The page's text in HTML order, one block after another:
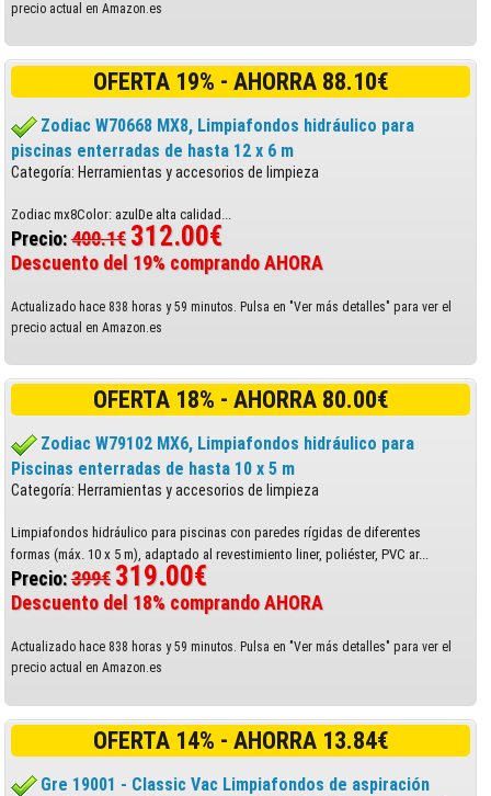
precio actual en Amazon.es
OFERTA 19% - AHORRA 88.10€
Zodiac W70668 MX8, Limpiafondos hidráulico para
piscinas enterradas de hasta 12 x 6 m
Categoría: Herramientas y accesorios de limpieza
Zodiac mx8Color: azulDe alta calidad...
Precio:400.1€ 312.00€
Descuento del 19% comprando AHORA
Actualizado hace 838 horas y 59 minutos. Pulsa en "Ver más detalles" para ver el
precio actual en Amazon.es
OFERTA 18% - AHORRA 80.00€
Zodiac W79102 MX6, Limpiafondos hidráulico para
Piscinas enterradas de hasta 10 x 5 m
Categoría: Herramientas y accesorios de limpieza
Limpiafondos hidráulico para piscinas con paredes rígidas de diferentes
formas (máx. 10 x 5 m), adaptado al revestimiento liner, poliéster, PVC ar...
Precio:399€ 319.00€
Descuento del 18% comprando AHORA
Actualizado hace 838 horas y 59 minutos. Pulsa en "Ver más detalles" para ver el
precio actual en Amazon.es
OFERTA 14% - AHORRA 13.84€
Gre 19001 - Classic Vac Limpiafondos de aspiración